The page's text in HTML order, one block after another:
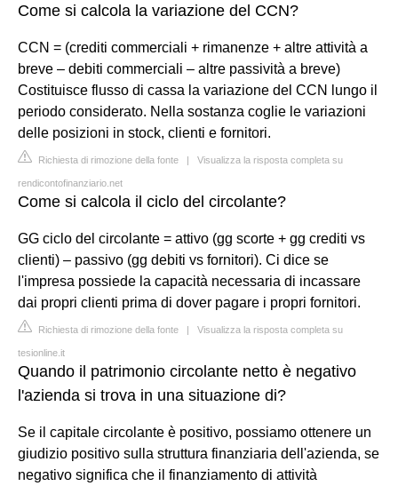
Come si calcola la variazione del CCN?
CCN = (crediti commerciali + rimanenze + altre attività a
breve – debiti commerciali – altre passività a breve)
Costituisce flusso di cassa la variazione del CCN lungo il
periodo considerato. Nella sostanza coglie le variazioni
delle posizioni in stock, clienti e fornitori.
Richiesta di rimozione della fonte | Visualizza la risposta completa su
rendicontofinanziario.net
Come si calcola il ciclo del circolante?
GG ciclo del circolante = attivo (gg scorte + gg crediti vs
clienti) – passivo (gg debiti vs fornitori). Ci dice se
l'impresa possiede la capacità necessaria di incassare
dai propri clienti prima di dover pagare i propri fornitori.
Richiesta di rimozione della fonte | Visualizza la risposta completa su
tesionline.it
Quando il patrimonio circolante netto è negativo
l'azienda si trova in una situazione di?
Se il capitale circolante è positivo, possiamo ottenere un
giudizio positivo sulla struttura finanziaria dell'azienda, se
negativo significa che il finanziamento di attività